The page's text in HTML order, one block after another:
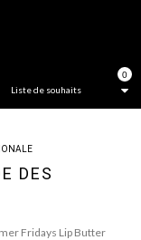
0
Liste de souhaits
DES
Fridays Lip Butter